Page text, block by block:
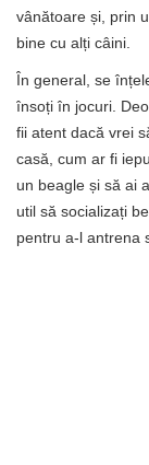
vânătoare și, prin
bine cu alți câini.
În general, se
însoți în jocuri.
fii atent dacă vrei
casă, cum ar fi
un beagle și să ai
util să socializați
pentru a-l antrena